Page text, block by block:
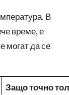
В
време, е
могат да се
Защо точно